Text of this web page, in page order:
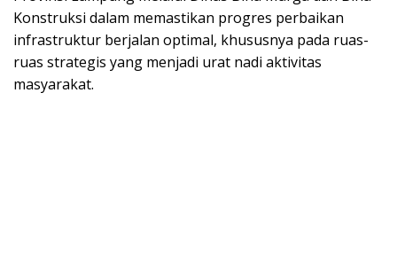
Konstruksi dalam memastikan progres perbaikan
infrastruktur berjalan optimal, khususnya pada ruas-
ruas strategis yang menjadi urat nadi aktivitas
masyarakat.